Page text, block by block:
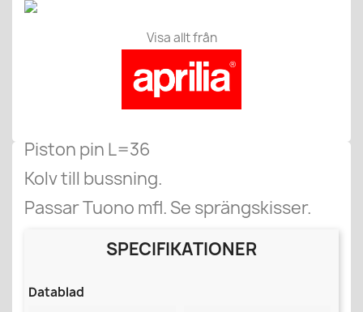
Visa allt från
Piston pin L=36
Kolv till bussning.
Passar Tuono mfl. Se sprängskisser.
SPECIFIKATIONER
Datablad